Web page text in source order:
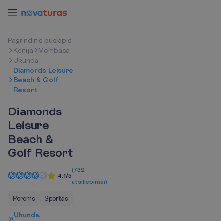
Pagrindinis puslapis
Kenija
Mombasa
Ukunda
Diamonds Leisure
Beach & Golf
Resort
Diamonds
Leisure
Beach &
Golf Resort
4.1/5
(732
atsiliepimai)
Poroms Sportas
Ukunda,